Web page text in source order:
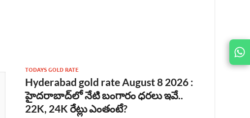
JOIN
US ON
TODAYS GOLD RATE
Hyderabad gold rate August 8 2026 :
హైదరాబాద్‌లో నేటి బంగారం ధరలు ఇవే..
22K, 24K రేట్లు ఎంతంటే?